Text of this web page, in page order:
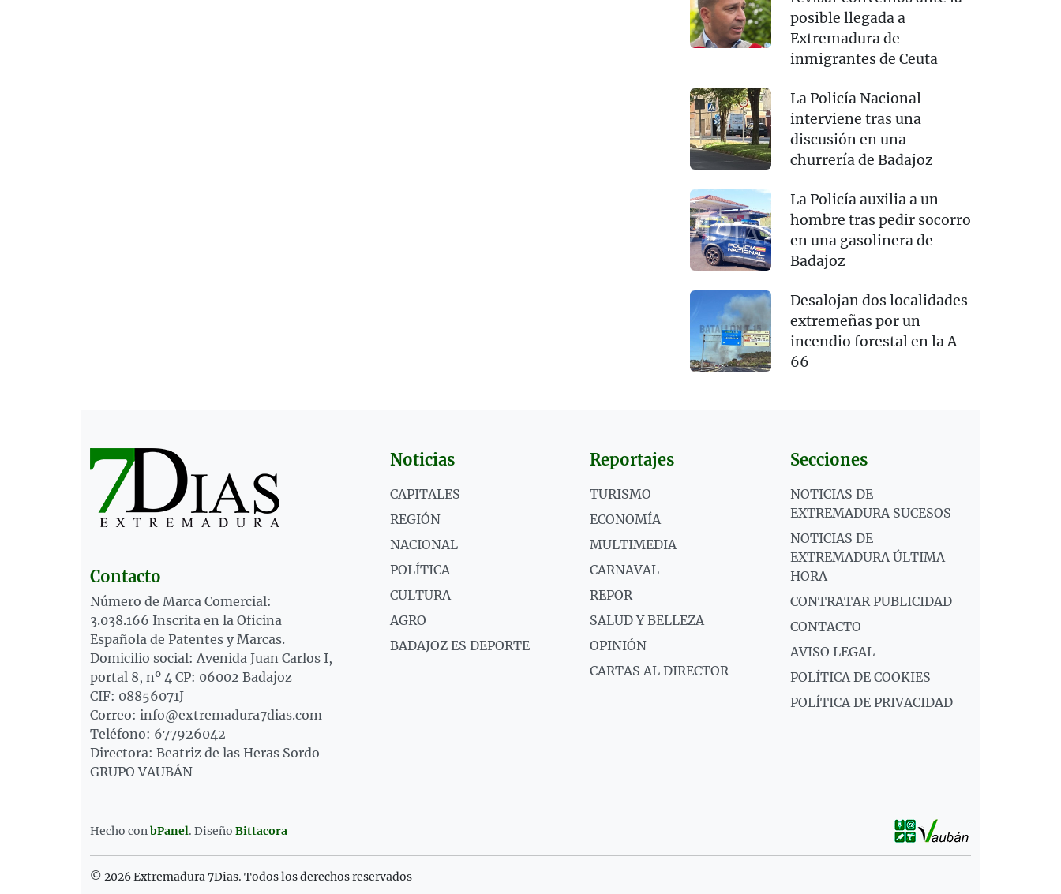
posible llegada a
Extremadura de
inmigrantes de Ceuta
La Policía Nacional
interviene tras una
discusión en una
churrería de Badajoz
La Policía auxilia a un
hombre tras pedir socorro
en una gasolinera de
Badajoz
Desalojan dos localidades
extremeñas por un
incendio forestal en la A-
66
Contacto
Número de Marca Comercial:
3.038.166 Inscrita en la Oficina
Española de Patentes y Marcas.
Domicilio social: Avenida Juan Carlos I,
portal 8, nº 4 CP: 06002 Badajoz
CIF: 08856071J
Correo: info@extremadura7dias.com
Teléfono: 677926042
Directora: Beatriz de las Heras Sordo
GRUPO VAUBÁN
Noticias
CAPITALES
REGIÓN
NACIONAL
POLÍTICA
CULTURA
AGRO
BADAJOZ ES DEPORTE
Reportajes
TURISMO
ECONOMÍA
MULTIMEDIA
CARNAVAL
REPOR
SALUD Y BELLEZA
OPINIÓN
CARTAS AL DIRECTOR
Secciones
NOTICIAS DE
EXTREMADURA SUCESOS
NOTICIAS DE
EXTREMADURA ÚLTIMA
HORA
CONTRATAR PUBLICIDAD
CONTACTO
AVISO LEGAL
POLÍTICA DE COOKIES
POLÍTICA DE PRIVACIDAD
Hecho con bPanel. Diseño Bittacora
© 2026 Extremadura 7Dias. Todos los derechos reservados